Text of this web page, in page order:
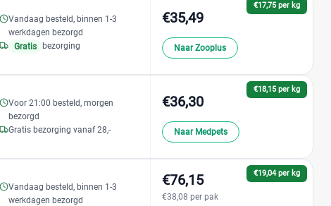
Vandaag besteld, binnen 1-3
werkdagen bezorgd
Gratis bezorging
€17,75 per kg
€35,49
Naar Zooplus
Voor 21:00 besteld, morgen
bezorgd
Gratis bezorging vanaf 28,-
€18,15 per kg
€36,30
Naar Medpets
Vandaag besteld, binnen 1-3
werkdagen bezorgd
€19,04 per kg
€76,15
€38,08 per pak